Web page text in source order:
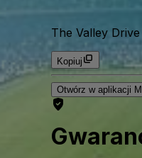
The Valley
Kopiuj
Otwórz w aplikacji